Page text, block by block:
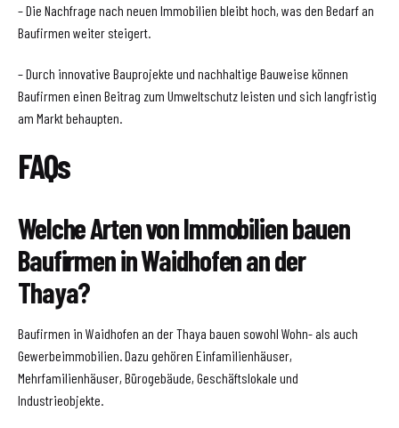
– Die Nachfrage nach neuen Immobilien bleibt hoch, was den Bedarf an
Baufirmen weiter steigert.
– Durch innovative Bauprojekte und nachhaltige Bauweise können
Baufirmen einen Beitrag zum Umweltschutz leisten und sich langfristig
am Markt behaupten.
FAQs
Welche Arten von Immobilien bauen
Baufirmen in Waidhofen an der
Thaya?
Baufirmen in Waidhofen an der Thaya bauen sowohl Wohn- als auch
Gewerbeimmobilien. Dazu gehören Einfamilienhäuser,
Mehrfamilienhäuser, Bürogebäude, Geschäftslokale und
Industrieobjekte.